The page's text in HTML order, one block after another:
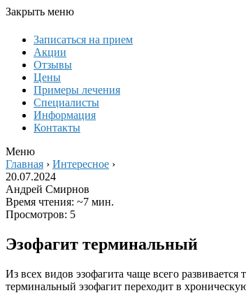
Закрыть меню
Записаться на прием
Акции
Отзывы
Цены
Примеры лечения
Специалисты
Информация
Контакты
Меню
Главная › Интересное ›
20.07.2024
Андрей Смирнов
Время чтения: ~7 мин.
Просмотров: 5
Эзофагит терминальный
Из всех видов эзофагита чаще всего
терминальный эзофагит переходит в